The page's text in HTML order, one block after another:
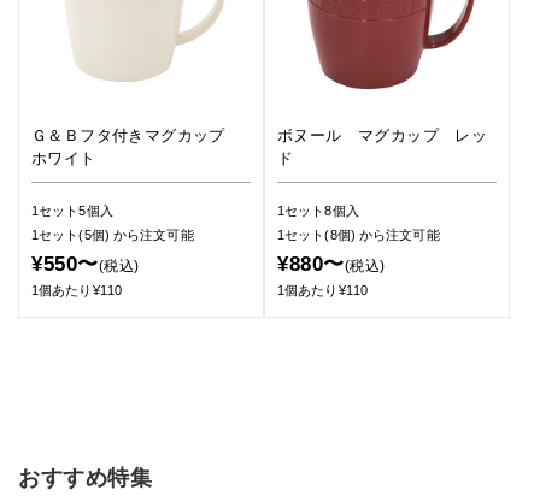
Ｇ＆Ｂフタ付きマグカップ
ホワイト
1セット5個入
1セット(5個) から注文可能
¥550〜(税込)
1個あたり¥110
ボヌール マグカップ レッ
ド
1セット8個入
1セット(8個) から注文可能
¥880〜(税込)
1個あたり¥110
おすすめ特集